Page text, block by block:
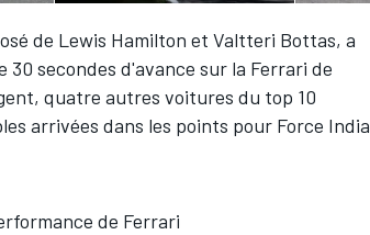
de Lewis Hamilton et Valtteri Bottas, a
secondes d'avance sur la Ferrari de
quatre autres voitures du top 10
arrivées dans les points pour Force India
de Ferrari